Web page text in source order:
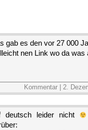
gab es den vor 27 000
nen Link wo da
Kommentar | 2.
deutsch leider nicht